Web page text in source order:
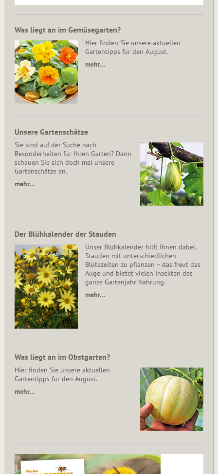
Was liegt an im Gemüsegarten?
Hier finden Sie unsere aktuellen
Gartentipps für den August.
mehr…
Unsere Gartenschätze
Sie sind auf der Suche nach
Besonderheiten für Ihren Garten? Dann
schauen Sie sich doch mal unsere
Gartenschätze an.
mehr…
Der Blühkalender der Stauden
Unser Blühkalender hilft Ihnen dabei,
Stauden mit unterschiedlichen
Blütezeiten zu pflanzen – das freut das
Auge und bietet vielen Insekten das
ganze Gartenjahr Nahrung.
mehr…
Was liegt an im Obstgarten?
Hier finden Sie unsere aktuellen
Gartentipps für den August.
mehr…